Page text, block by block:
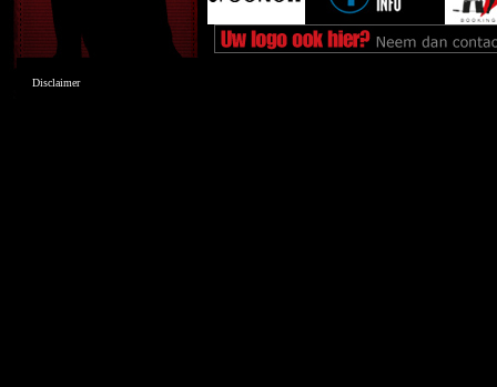
Disclaimer